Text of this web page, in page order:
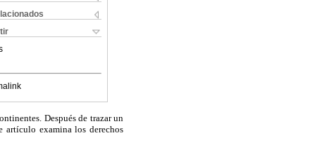
Después de trazar un
artículo examina los derechos